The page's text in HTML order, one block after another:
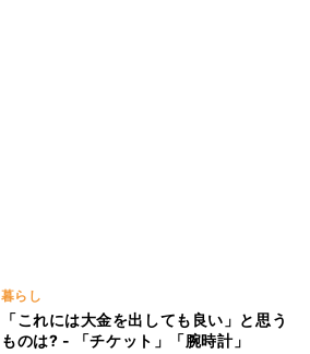
暮らし
「これには大金を出しても良い」と思う
ものは? - 「チケット」「腕時計」